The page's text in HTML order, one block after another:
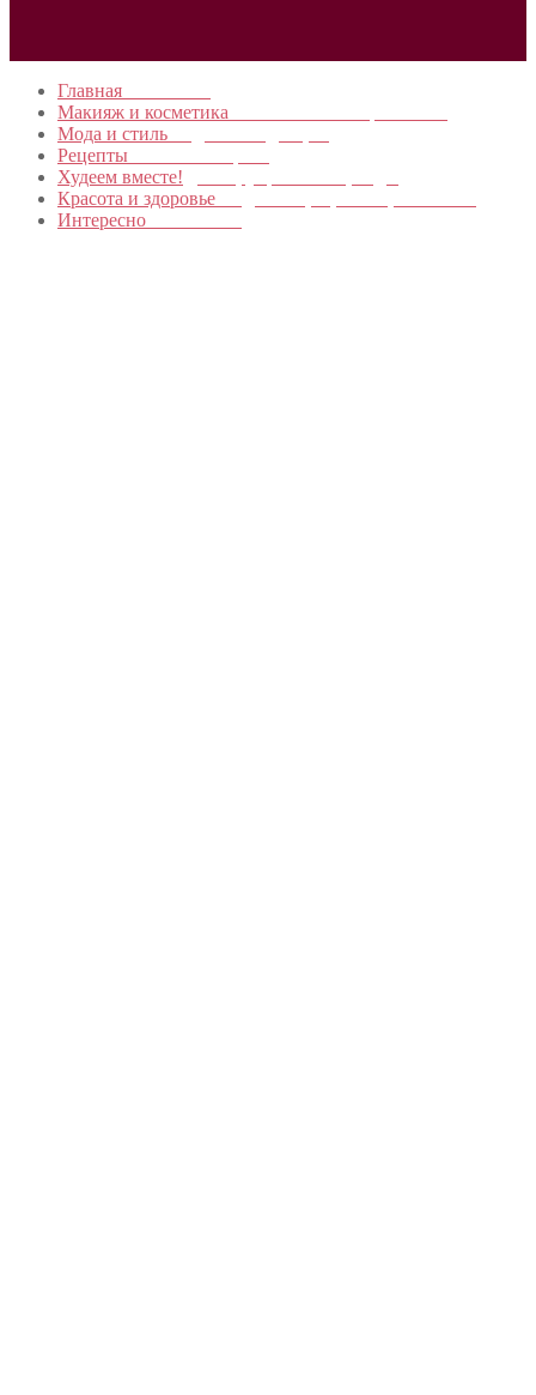
Главная
Макияж и косметика
Мода и стиль
Рецепты
Худеем вместе!
Красота и здоровье
Интересно